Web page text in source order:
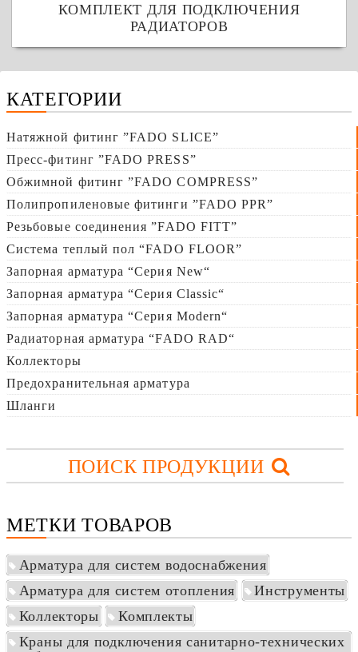
КОМПЛЕКТ ДЛЯ ПОДКЛЮЧЕНИЯ
РАДИАТОРОВ
КАТЕГОРИИ
Натяжной фитинг ”FADO SLICE”
Пресс-фитинг ”FADO PRESS”
Обжимной фитинг ”FADO COMPRESS”
Полипропиленовые фитинги ”FADO PPR”
Резьбовые соединения ”FADO FITT”
Система теплый пол “FADO FLOOR”
Запорная арматура “Серия New“
Запорная арматура “Серия Сlassic“
Запорная арматура “Серия Modern“
Радиаторная арматура “FADO RAD“
Коллекторы
Предохранительная арматура
Шланги
ПОИСК ПРОДУКЦИИ
МЕТКИ ТОВАРОВ
Арматура для систем водоснабжения
Арматура для систем отопления
Инструменты
Коллекторы
Комплекты
Краны для подключения санитарно-технических